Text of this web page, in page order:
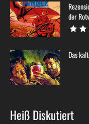
der
Das
Heiß Diskutiert